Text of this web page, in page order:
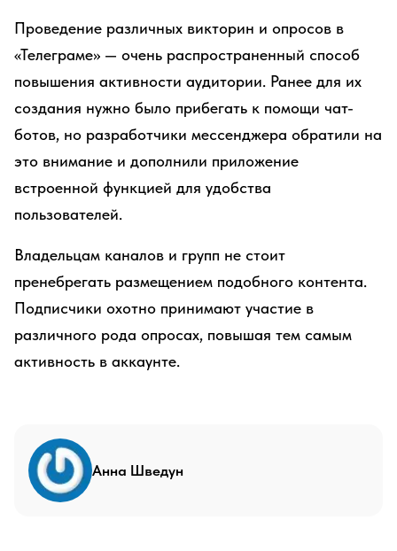
Проведение различных викторин и опросов в
«Телеграме» — очень распространенный способ
повышения активности аудитории. Ранее для их
создания нужно было прибегать к помощи чат-
ботов, но разработчики мессенджера обратили на
это внимание и дополнили приложение
встроенной функцией для удобства
пользователей.
Владельцам каналов и групп не стоит
пренебрегать размещением подобного контента.
Подписчики охотно принимают участие в
различного рода опросах, повышая тем самым
активность в аккаунте.
Анна Шведун